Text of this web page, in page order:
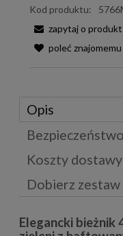
Kod produktu:
zapytaj o produkt
poleć znajomemu
Opis
Bezpieczeństwo
Koszty dostawy
Cena nie zawiera
Dobierz zestaw
Elegancki